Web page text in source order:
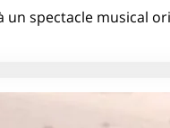
un spectacle musical